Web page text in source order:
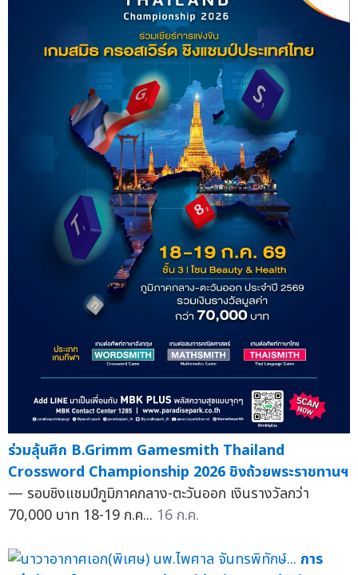
ร่วมลุ้นศึก B.Grimm Gamesmith Thailand
Crossword Championship 2026 ชิงถ้วยพระราชทานฯ
— รอบชิงแชมป์ภูมิภาคกลาง-ตะวันออก เงินรางวัลกว่า
70,000 บาท 18-19 ก.ค... 16 ก.ค.
การ